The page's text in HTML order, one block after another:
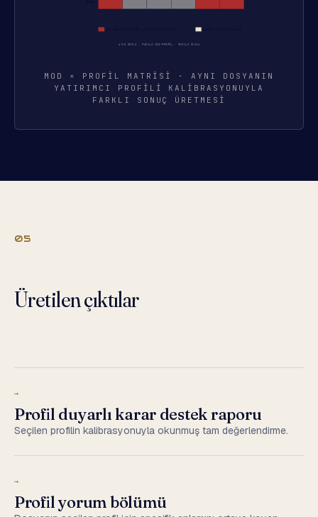
MOD × PROFIL MATRISI · AYNI DOSYANIN
YATIRIMCI PROFILI KALIBRASYONUYLA
FARKLI SONUÇ ÜRETMESI
05
Üretilen çıktılar
→
Profil duyarlı karar destek raporu
Seçilen profilin kalibrasyonuyla okunmuş tam değerlendirme.
→
Profil yorum bölümü